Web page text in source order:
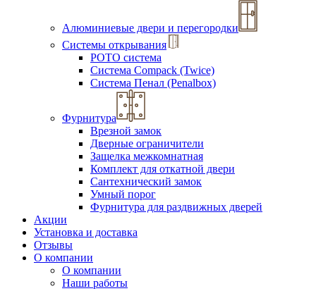
Алюминиевые двери и перегородки
Системы открывания
РОТО система
Система Compack (Twice)
Система Пенал (Penalbox)
Фурнитура
Врезной замок
Дверные ограничители
Защелка межкомнатная
Комплект для откатной двери
Сантехнический замок
Умный порог
Фурнитура для раздвижных дверей
Акции
Установка и доставка
Отзывы
О компании
О компании
Наши работы